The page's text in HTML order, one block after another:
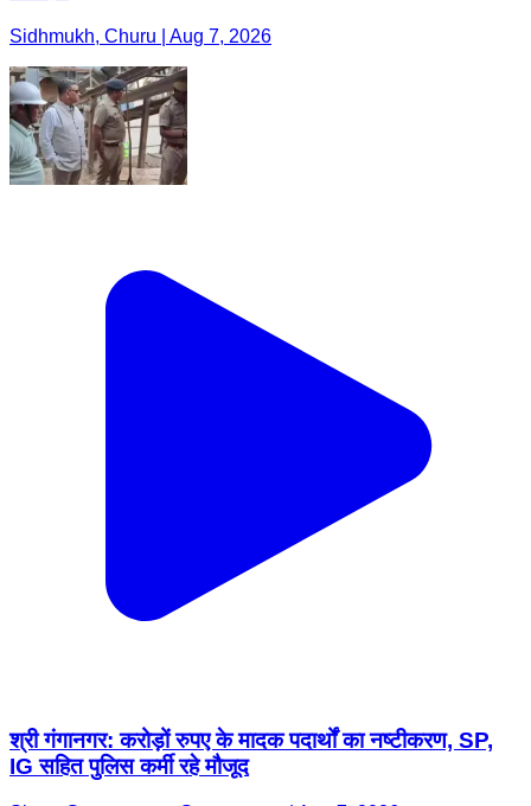
Sidhmukh, Churu | Aug 7, 2026
श्री गंगानगर: करोड़ों रुपए के मादक पदार्थों का नष्टीकरण, SP,
IG सहित पुलिस कर्मी रहे मौजूद